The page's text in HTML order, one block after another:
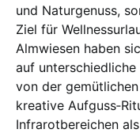
und Naturgenuss,
Ziel für
Almwiesen haben
auf
von der
kreative
Infrarotbereichen